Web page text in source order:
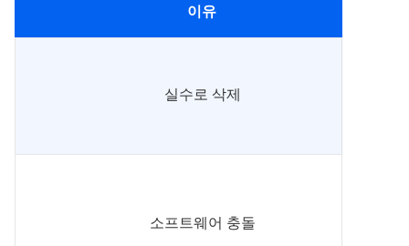
이유
실수로 삭제
소프트웨어 충돌